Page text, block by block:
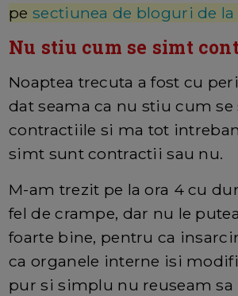
pesectiunea de bloguri de
Nu stiu cum se simt
Noaptea trecuta a fost cu
dat seama ca nu stiu cum
contractiile si ma tot
simt sunt contractii sau nu.
M-am trezit pe la ora 4 cu
fel de crampe, dar nu le
foarte bine, pentru ca
ca organele interne isi
pur si simplu nu reuseam